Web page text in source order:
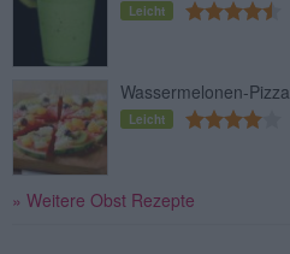
Leicht
Wassermelonen-Pizza
Leicht
» Weitere Obst Rezepte